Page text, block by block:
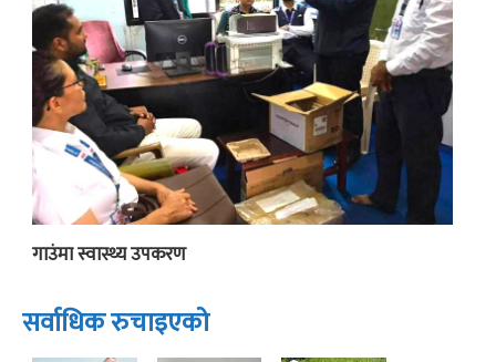
गाउंमा स्वास्थ्य उपकरण
सर्वाधिक रुचाइएको